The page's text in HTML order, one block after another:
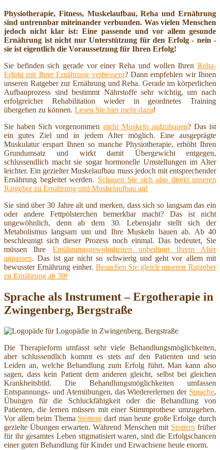
Physiotherapie, Fitness, Muskelaufbau, Reha und Ernährung
sind untrennbar miteinander verbunden. Was vielen Menschen
jedoch nicht klar ist: Eine passende und vor allem gesunde
Ernährung ist nicht nur Unterstützung für den Erfolg - nein -
sie ist eigentlich die Voraussetzung für Ihren Erfolg!
Sie befinden sich gerade vor einer Reha und wollen Ihren Reha-
Erfolg mit Ihrer Ernährung verbessern? Dann empfehlen wir Ihnen
unseren Ratgeber zur Ernährung und Reha. Gerade im körperlichen
Aufbauprozess sind bestimmt Nährstoffe sehr wichtig, um nach
erfolgreicher Rehabilitation wieder in geordnetes Training
übergehen zu können. Lesen Sie hier mehr dazu!
Sie haben Sich vorgenommen mehr Muskeln aufzubauen? Das ist
ein gutes Ziel und in jedem Alter möglich. Eine ausgeprägte
Muskulatur erspart Ihnen so manche Physiotherapie, erhöht Ihren
Grundumsatz und wirkt damit Übergewicht entgegen,
schlussendlich macht sie sogar hormonelle Umstellungen im Alter
leichter. Ein gezielter Muskelaufbau muss jedoch mit entsprechender
Ernährung begleitet werden. Schauen Sie sich also direkt unseren
Ratgeber zu Ernährung und Muskelaufbau an!
Sie sind über 30 Jahre alt und merken, dass sich so langsam das ein
oder andere Fettpölsterchen bemerkbar macht? Das ist nicht
ungewöhnlich, denn ab dem 30. Lebensjahr stellt sich der
Metabolismus langsam um und Ihre Muskeln bauen ab. Ab 40
beschleunigt sich dieser Prozess noch einmal. Das bedeutet, Sie
müssen Ihre Ernährungsgewohnheiten unbedingt Ihrem Alter
anpassen. Das ist gar nicht so schwierig und geht vor allem mit
bewusster Ernährung einher. Besuchen Sie gleich unseren Ratgeber
zu Ernährung ab 30!
Sprache als Instrument – Ergotherapie in
Zwingenberg, Bergstraße
Die Therapieform umfasst sehr viele Behandlungsmöglichkeiten,
aber schlussendlich kommt es stets auf den Patienten und sein
Leiden an, welche Behandlung zum Erfolg führt. Man kann also
sagen, dass kein Patient dem anderen gleicht, selbst bei gleichen
Krankheitsbild. Die Behandlungsmöglichkeiten umfassen
Entspannungs- und Atemübungen, das Wiedererlernen der Sprache,
Übungen für die Schluckfähigkeit oder die Behandlung von
Patienten, die lernen müssen mit einer Stimmprothese umzugehen.
Vor allem beim Thema Stottern darf man heute große Erfolge durch
gezielte Übungen erwarten. Während Menschen mit Stottern früher
für ihr gesamtes Leben stigmatisiert waren, sind die Erfolgschancen
einer guten Behandlung für Kinder und Erwachsene heute enorm.